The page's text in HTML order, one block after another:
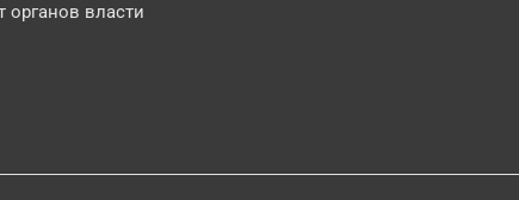
власти